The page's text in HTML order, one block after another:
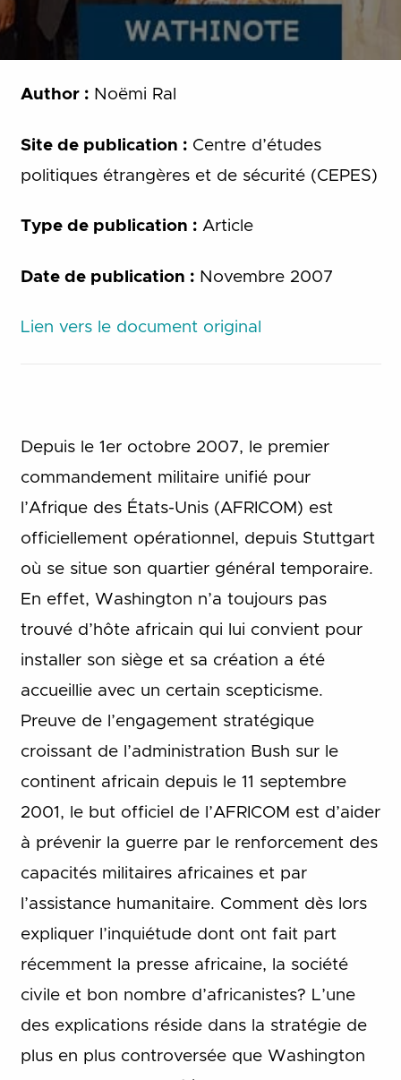
Author : Noëmi Ral
Site de publication : Centre d’études
politiques étrangères et de sécurité (CEPES)
Type de publication : Article
Date de publication : Novembre 2007
Lien vers le document original
Depuis le 1er octobre 2007, le premier
commandement militaire unifié pour
l’Afrique des États-Unis (AFRICOM) est
officiellement opérationnel, depuis Stuttgart
où se situe son quartier général temporaire.
En effet, Washington n’a toujours pas
trouvé d’hôte africain qui lui convient pour
installer son siège et sa création a été
accueillie avec un certain scepticisme.
Preuve de l’engagement stratégique
croissant de l’administration Bush sur le
continent africain depuis le 11 septembre
2001, le but officiel de l’AFRICOM est d’aider
à prévenir la guerre par le renforcement des
capacités militaires africaines et par
l’assistance humanitaire. Comment dès lors
expliquer l’inquiétude dont ont fait part
récemment la presse africaine, la société
civile et bon nombre d’africanistes? L’une
des explications réside dans la stratégie de
plus en plus controversée que Washington